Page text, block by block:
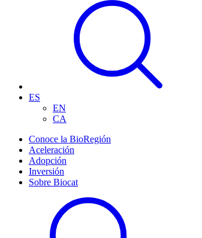
ES
EN
CA
Conoce la BioRegión
Aceleración
Adopción
Inversión
Sobre Biocat